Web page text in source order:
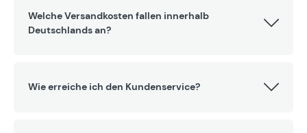
Welche Versandkosten fallen innerhalb
Deutschlands an?
Wie erreiche ich den Kundenservice?